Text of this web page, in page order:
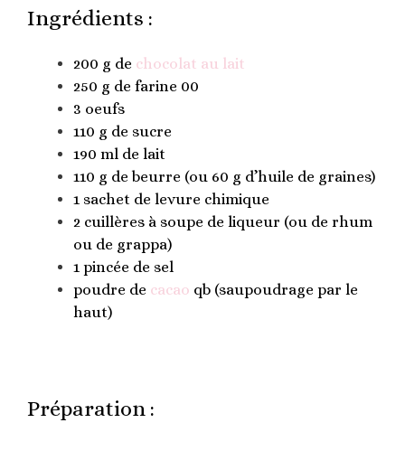
Ingrédients :
200 g de chocolat au lait
250 g de farine 00
3 oeufs
110 g de sucre
190 ml de lait
110 g de beurre (ou 60 g d’huile de graines)
1 sachet de levure chimique
2 cuillères à soupe de liqueur (ou de rhum
ou de grappa)
1 pincée de sel
poudre de cacao qb (saupoudrage par le
haut)
Préparation :